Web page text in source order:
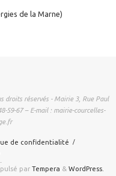
de la Marne)
droits réservés - Mairie 3, Rue Paul
59-67 – E-mail : mairie-courcelles-
de confidentialité
par Tempera & WordPress.